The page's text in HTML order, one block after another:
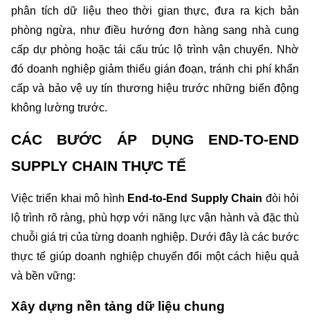
phân tích dữ liệu theo thời gian thực, đưa ra kịch bản
phòng ngừa, như điều hướng đơn hàng sang nhà cung
cấp dự phòng hoặc tái cấu trúc lộ trình vận chuyển. Nhờ
đó doanh nghiệp giảm thiểu gián đoạn, tránh chi phí khẩn
cấp và bảo vệ uy tín thương hiệu trước những biến động
không lường trước.
CÁC BƯỚC ÁP DỤNG END-TO-END
SUPPLY CHAIN THỰC TẾ
Việc triển khai mô hình End-to-End Supply Chain đòi hỏi
lộ trình rõ ràng, phù hợp với năng lực vận hành và đặc thù
chuỗi giá trị của từng doanh nghiệp. Dưới đây là các bước
thực tế giúp doanh nghiệp chuyển đổi một cách hiệu quả
và bền vững:
Xây dựng nền tảng dữ liệu chung